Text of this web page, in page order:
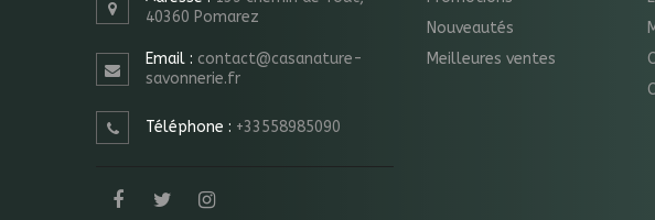
40360 Pomarez
Email : contact@casanature-
savonnerie.fr
Téléphone : +33558985090
Nouveautés
Meilleures ventes